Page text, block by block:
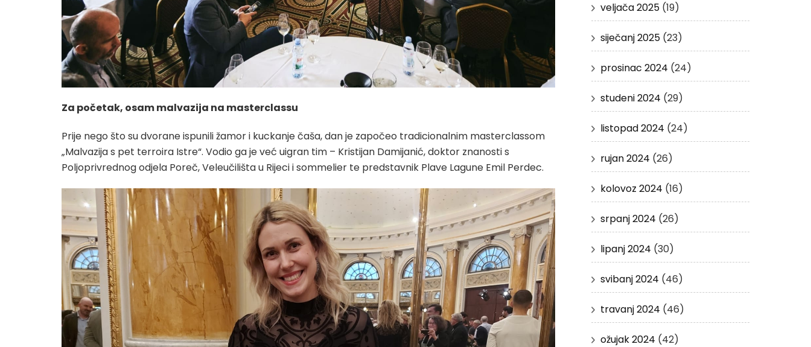
Za početak, osam malvazija na masterclassu
Prije nego što su dvorane ispunili žamor i kuckanje čaša, dan je započeo tradicionalnim masterclassom
„Malvazija s pet terroira Istre“. Vodio ga je već uigran tim – Kristijan Damijanić, doktor znanosti s
Poljoprivrednog odjela Poreč, Veleučilišta u Rijeci i sommelier te predstavnik Plave Lagune Emil Perdec.
veljača 2025(19)
siječanj 2025(23)
prosinac 2024 (24)
studeni 2024 (29)
listopad 2024 (24)
rujan 2024 (26)
kolovoz 2024 (16)
srpanj 2024 (26)
lipanj 2024 (30)
svibanj 2024 (46)
travanj 2024 (46)
ožujak 2024 (42)